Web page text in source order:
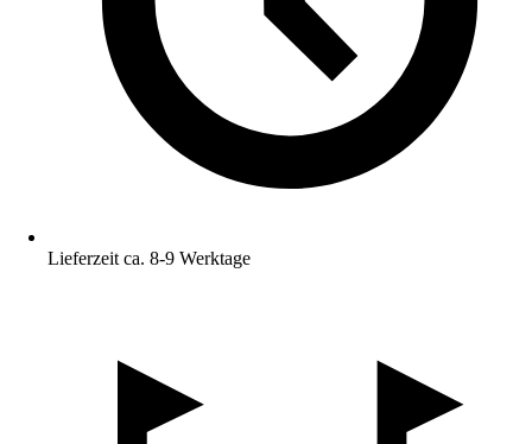
Lieferzeit ca. 8-9 Werktage